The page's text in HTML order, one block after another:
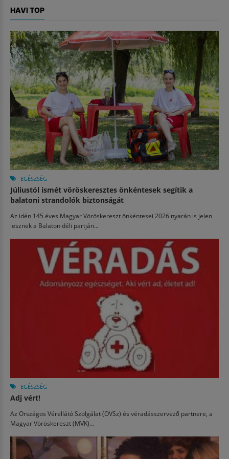
HAVI TOP
EGÉSZSÉG
Júliustól ismét vöröskeresztes önkéntesek segítik a
balatoni strandolók biztonságát
Az idén 145 éves Magyar Vöröskereszt önkéntesei 2026 nyarán is jelen
lesznek a Balaton déli partján...
EGÉSZSÉG
Adj vért!
Az Országos Vérellátó Szolgálat (OVSz) és véradásszervező partnere, a
Magyar Vöröskereszt (MVK)...